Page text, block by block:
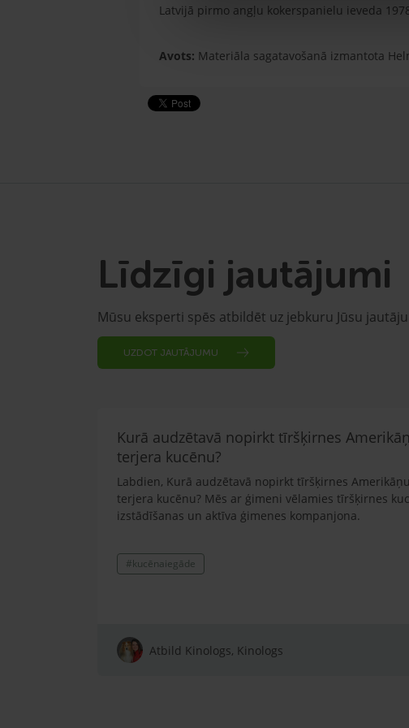
Latvijā pirmo angļu kokerspanielu ieveda
Avots: Materiāla sagatavošanā izmantota
Līdzīgi jautājumi
Mūsu eksperti spēs atbildēt uz jebkuru Jūsu
UZDOT JAUTĀJUMU
Kurā audzētavā nopirkt tīršķirnes
terjera kucēnu?
Labdien, Kurā audzētavā nopirkt tīršķirnes
terjera kucēnu? Mēs ar ģimeni vēlamies tīršķirnes
izstādīšanas un aktīva ģimenes kompanjona.
#kucēnaiegāde
Atbild Kinologs, Kinologs